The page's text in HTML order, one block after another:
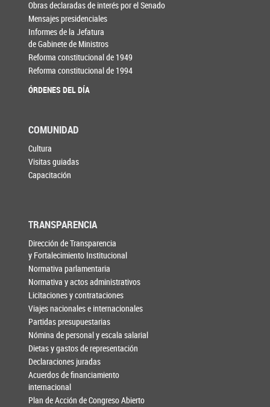
Obras declaradas de interés por el Senado
Mensajes presidenciales
Informes de la Jefatura
de Gabinete de Ministros
Reforma constitucional de 1949
Reforma constitucional de 1994
ÓRDENES DEL DÍA
COMUNIDAD
Cultura
Visitas guiadas
Capacitación
TRANSPARENCIA
Dirección de Transparencia
y Fortalecimiento Institucional
Normativa parlamentaria
Normativa y actos administrativos
Licitaciones y contrataciones
Viajes nacionales e internacionales
Partidas presupuestarias
Nómina de personal y escala salarial
Dietas y gastos de representación
Declaraciones juradas
Acuerdos de financiamiento
internacional
Plan de Acción de Congreso Abierto